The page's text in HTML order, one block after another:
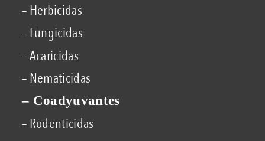
– Herbicidas
– Fungicidas
– Acaricidas
– Nematicidas
– Coadyuvantes
– Rodenticidas